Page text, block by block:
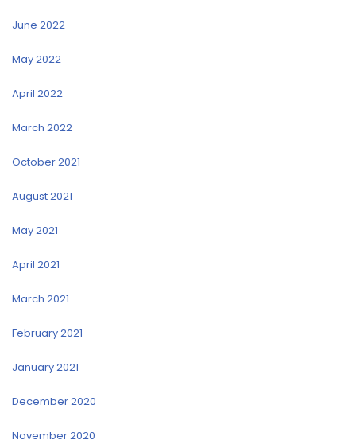
June 2022
May 2022
April 2022
March 2022
October 2021
August 2021
May 2021
April 2021
March 2021
February 2021
January 2021
December 2020
November 2020